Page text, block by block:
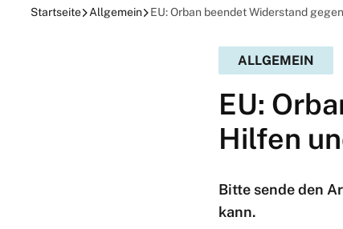
Startseite Allgemein EU: Orban beendet Widerstand
ALLGEMEIN
EU:
Hilfen
Bitte sende den
kann.